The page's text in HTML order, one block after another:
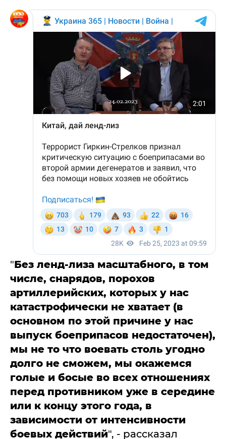
"Без ленд-лиза масштабного, в том
числе, снарядов, порохов
артиллерийских, которых у нас
катастрофически не хватает (в
основном по этой причине у нас
выпуск боеприпасов недостаточен),
мы не то что воевать столь угодно
долго не сможем, мы окажемся
голые и босые во всех отношениях
перед противником уже в середине
или к концу этого года, в
зависимости от интенсивности
боевых действий", - рассказал